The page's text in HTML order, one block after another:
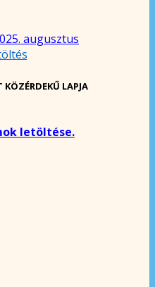
augusztus
LAPJA
letöltése.